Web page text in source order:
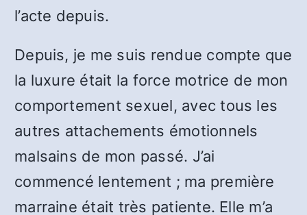
l’acte depuis.
Depuis, je me suis rendue compte que
la luxure était la force motrice de mon
comportement sexuel, avec tous les
autres attachements émotionnels
malsains de mon passé. J’ai
commencé lentement ; ma première
marraine était très patiente. Elle m’a